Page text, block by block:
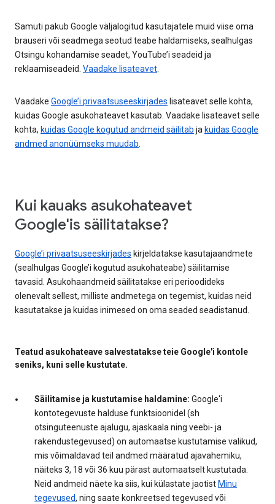
Samuti pakub Google väljalogitud kasutajatele muid viise oma
brauseri või seadmega seotud teabe haldamiseks, sealhulgas
Otsingu kohandamise seadet, YouTube’i seadeid ja
reklaamiseadeid. Vaadake lisateavet.
Vaadake Google’i privaatsuseeskirjades lisateavet selle kohta,
kuidas Google asukohateavet kasutab. Vaadake lisateavet selle
kohta, kuidas Google kogutud andmeid säilitab ja kuidas Google
andmed anonüümseks muudab.
Kui kauaks asukohateavet
Google'is säilitatakse?
Google’i privaatsuseeskirjades kirjeldatakse kasutajaandmete
(sealhulgas Google’i kogutud asukohateabe) säilitamise
tavasid. Asukohaandmeid säilitatakse eri perioodideks
olenevalt sellest, milliste andmetega on tegemist, kuidas neid
kasutatakse ja kuidas inimesed on oma seaded seadistanud.
Teatud asukohateave salvestatakse teie Google'i kontole
seniks, kuni selle kustutate.
Säilitamise ja kustutamise haldamine: Google'i
kontotegevuste halduse funktsioonidel (sh
otsinguteenuste ajalugu, ajaskaala ning veebi- ja
rakendustegevused) on automaatse kustutamise valikud,
mis võimaldavad teil andmed määratud ajavahemiku,
näiteks 3, 18 või 36 kuu pärast automaatselt kustutada.
Neid andmeid näete ka siis, kui külastate jaotist Minu
tegevused, ning saate konkreetsed tegevused või